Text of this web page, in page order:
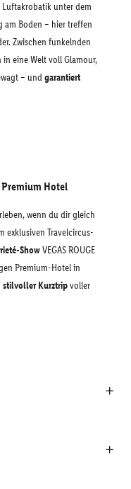
Luftakrobatik unter dem
am Boden – hier treffen
Zwischen funkelnden
eine Welt voll Glamour,
– undgarantiert
Premium Hotel
wenn du dir gleich
exklusiven Travelcircus-
ShowVEGAS ROUGE
Premium-Hotel in
stilvoller Kurztripvoller